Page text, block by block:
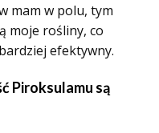
mam w polu, tym
moje rośliny, co
efektywny.
Piroksulamu są